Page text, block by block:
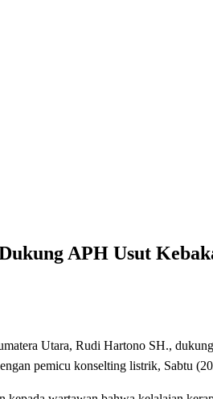
APH Usut
Utara, Rudi Hartono SH.,
pemicu konselting listrik, Sabtu